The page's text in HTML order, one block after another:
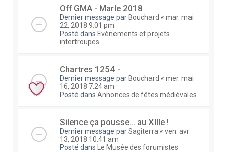
Off GMA - Marle 2018
Dernier message par Bouchard « mar. mai
22, 2018 9:01 pm
Posté dans Evènements et projets
intertroupes
Chartres 1254 -
Dernier message par Bouchard « mer. mai
16, 2018 7:24 am
Posté dans Annonces de fêtes médiévales
Silence ça pousse... au XIIIe !
Dernier message parSagiterra « ven. avr.
13, 2018 10:41 am
Posté dans
Le Musée des forumistes